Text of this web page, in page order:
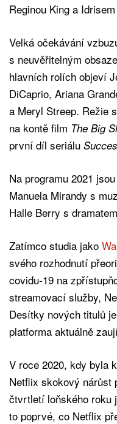
Reginou King a
Velká očekávání
s neuvěřitelným
hlavních rolích objeví
DiCaprio, Ariana
a Meryl Streep. Režie
na kontě film The Big
první díl seriálu
Na programu 2021
Manuela Mirandy s
Halle Berry s dramatem
Zatímco studia jako
svého rozhodnutí
covidu-19 na
streamovací služby,
Desítky nových titulů
platforma aktuálně
V roce 2020, kdy byla
Netflix skokový nárůst
čtvrtletí loňského roku
to poprvé, co Netflix